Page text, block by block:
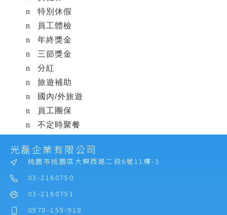
n
特別休假
n
員工體檢
n
年終獎金
n
三節獎金
n
分紅
n
旅遊補助
n
國內/外旅遊
n
員工團保
n
不定時聚餐
練
營業人員補助
n
國內 /外出差：車輛油資、交通、日支費、住
宿、時勤補助、膳雜費補助等
n
業務獎金（每季發放）
光磊企業有限公司
桃園市桃園區大興西路二段6號11樓-3
03-2160750
03-2160751
0978-159-918